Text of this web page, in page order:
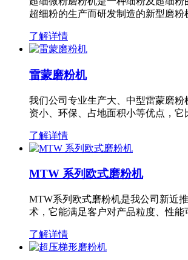
超细粉的生产而研发制造的新型磨
了解详情
雷蒙磨粉机
我们公司专业生产大、中型雷蒙磨
资小、环保、占地面积小等优点，
了解详情
MTW 系列欧式磨粉机
MTW系列欧式磨粉机是我公司新近
术，它能满足客户对产品粒度、性
了解详情